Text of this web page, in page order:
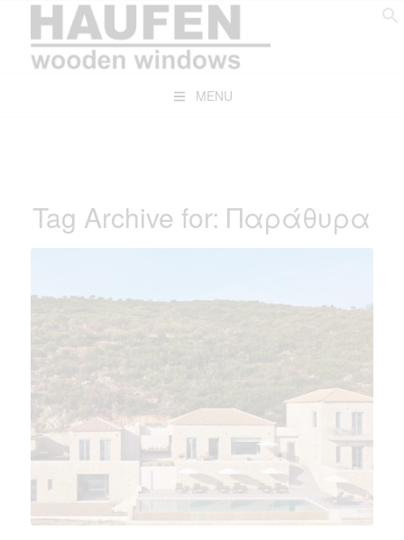
MENU
Tag Archive for: Παράθυρα